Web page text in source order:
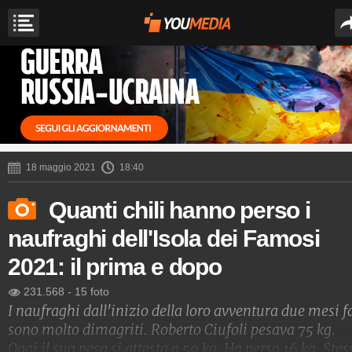
18 maggio 2021 18:40
Quanti chili hanno perso i
naufraghi dell'Isola dei Famosi
2021: il prima e dopo
231.568 - 15 foto
I naufraghi dall'inizio della loro avventura due mesi
sono molto dimagriti. Roberto Ciufoli pesava 75 kg.
Oggi il suo peso si attesta a 59 kg. Ha perso 16 kg.